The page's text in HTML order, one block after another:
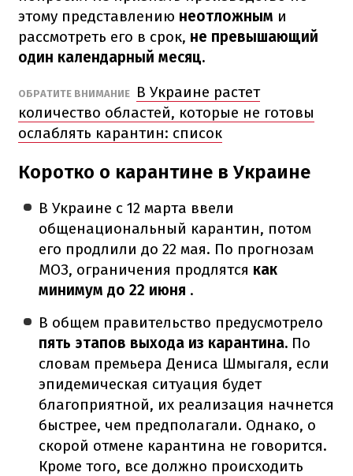
этому представлению неотложным и
рассмотреть его в срок, не превышающий
один календарный месяц.
ОБРАТИТЕ ВНИМАНИЕ
В Украине растет
количество областей, которые не готовы
ослаблять карантин: список
Коротко о карантине в Украине
В Украине с 12 марта ввели
общенациональный карантин, потом
его продлили до 22 мая. По прогнозам
МОЗ, ограничения продлятся как
минимум до 22 июня .
В общем правительство предусмотрело
пять этапов выхода из карантина. По
словам премьера Дениса Шмыгаля, если
эпидемическая ситуация будет
благоприятной, их реализация начнется
быстрее, чем предполагали. Однако, о
скорой отмене карантина не говорится.
Кроме того, все должно происходить